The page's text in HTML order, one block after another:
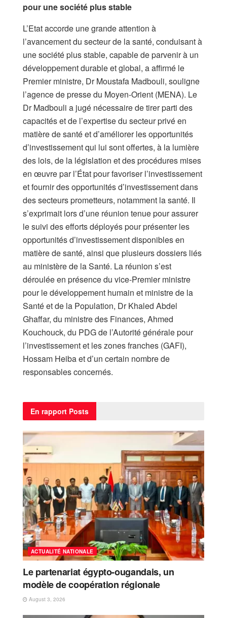
pour une société plus stable
L’Etat accorde une grande attention à
l’avancement du secteur de la santé, conduisant à
une société plus stable, capable de parvenir à un
développement durable et global, a affirmé le
Premier ministre, Dr Moustafa Madbouli, souligne
l’agence de presse du Moyen-Orient (MENA). Le
Dr Madbouli a jugé nécessaire de tirer parti des
capacités et de l’expertise du secteur privé en
matière de santé et d’améliorer les opportunités
d’investissement qui lui sont offertes, à la lumière
des lois, de la législation et des procédures mises
en œuvre par l’État pour favoriser l’investissement
et fournir des opportunités d’investissement dans
des secteurs prometteurs, notamment la santé. Il
s’exprimait lors d’une réunion tenue pour assurer
le suivi des efforts déployés pour présenter les
opportunités d’investissement disponibles en
matière de santé, ainsi que plusieurs dossiers liés
au ministère de la Santé. La réunion s’est
déroulée en présence du vice-Premier ministre
pour le développement humain et ministre de la
Santé et de la Population, Dr Khaled Abdel
Ghaffar, du ministre des Finances, Ahmed
Kouchouck, du PDG de l’Autorité générale pour
l’investissement et les zones franches (GAFI),
Hossam Heiba et d’un certain nombre de
responsables concernés.
En rapport Posts
ACTUALITÉ NATIONALE
Le partenariat égypto-ougandais, un
modèle de coopération régionale
August 3, 2026